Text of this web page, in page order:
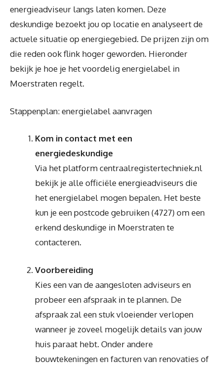
energieadviseur langs laten komen. Deze
deskundige bezoekt jou op locatie en analyseert de
actuele situatie op energiegebied. De prijzen zijn om
die reden ook flink hoger geworden. Hieronder
bekijk je hoe je het voordelig energielabel in
Moerstraten regelt.
Stappenplan: energielabel aanvragen
Kom in contact met een
energiedeskundige
Via het platform centraalregistertechniek.nl
bekijk je alle officiële energieadviseurs die
het energielabel mogen bepalen. Het beste
kun je een postcode gebruiken (4727) om een
erkend deskundige in Moerstraten te
contacteren.
Voorbereiding
Kies een van de aangesloten adviseurs en
probeer een afspraak in te plannen. De
afspraak zal een stuk vloeiender verlopen
wanneer je zoveel mogelijk details van jouw
huis paraat hebt. Onder andere
bouwtekeningen en facturen van renovaties of